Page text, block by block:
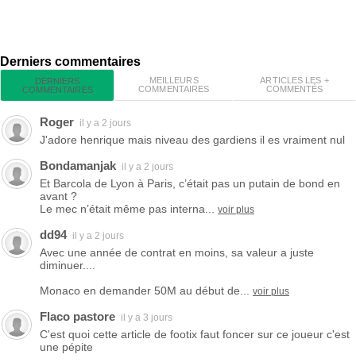
Derniers commentaires
DERNIERS
COMMENTAIRES
MEILLEURS
COMMENTAIRES
ARTICLES LES +
COMMENTÉS
Roger il y a 2 jours
J'adore henrique mais niveau des gardiens il es vraiment nul
Bondamanjak il y a 2 jours
Et Barcola de Lyon à Paris, c’était pas un putain de bond en
avant ?
Le mec n’était même pas interna...
voir plus
dd94 il y a 2 jours
Avec une année de contrat en moins, sa valeur a juste
diminuer....
Monaco en demander 50M au début de...
voir plus
Flaco pastore il y a 3 jours
C'est quoi cette article de footix faut foncer sur ce joueur c'est
une pépite